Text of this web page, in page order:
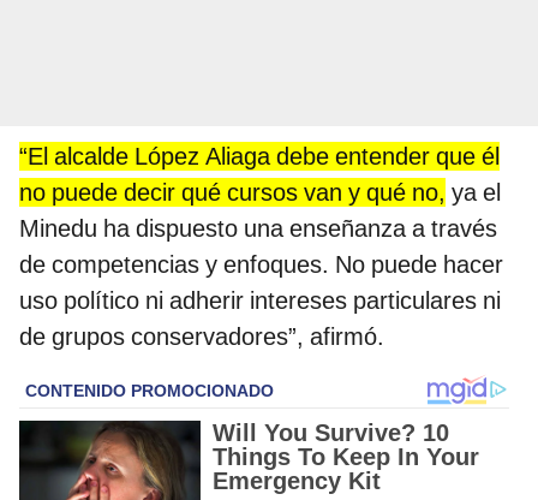
“El alcalde López Aliaga debe entender que él
no puede decir qué cursos van y qué no, ya el
Minedu ha dispuesto una enseñanza a través
de competencias y enfoques. No puede hacer
uso político ni adherir intereses particulares ni
de grupos conservadores”, afirmó.